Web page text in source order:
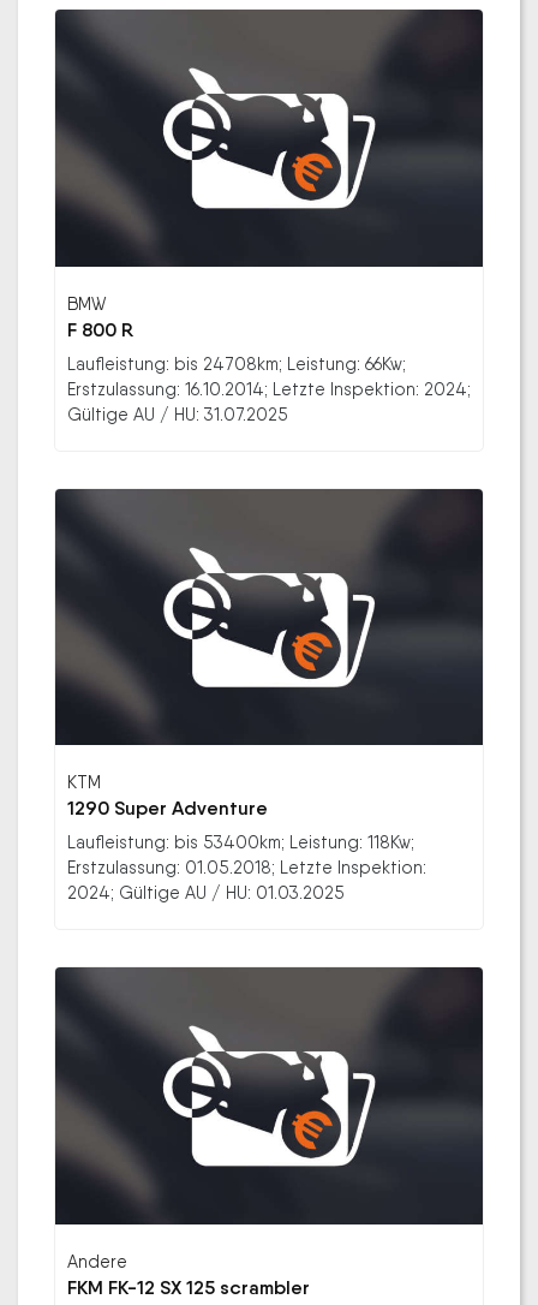
BMW
F 800 R
Laufleistung: bis 24708km; Leistung: 66Kw;
Erstzulassung: 16.10.2014; Letzte Inspektion: 2024;
Gültige AU / HU: 31.07.2025
KTM
1290 Super Adventure
Laufleistung: bis 53400km; Leistung: 118Kw;
Erstzulassung: 01.05.2018; Letzte Inspektion:
2024; Gültige AU / HU: 01.03.2025
Andere
FKM FK-12 SX 125 scrambler